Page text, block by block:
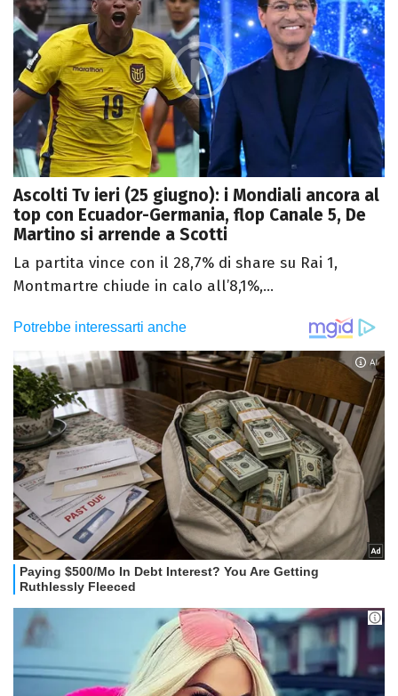
Ascolti Tv ieri (25 giugno): i Mondiali ancora al
top con Ecuador-Germania, flop Canale 5, De
Martino si arrende a Scotti
La partita vince con il 28,7% di share su Rai 1,
Montmartre chiude in calo all’8,1%,...